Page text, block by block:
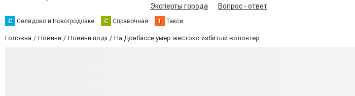
Эксперты города
Вопрос - ответ
С Селидово и Новогродовке С Справочная Т Такси
Головна Новини Новини події На Донбассе умер жестоко избитый волонтер